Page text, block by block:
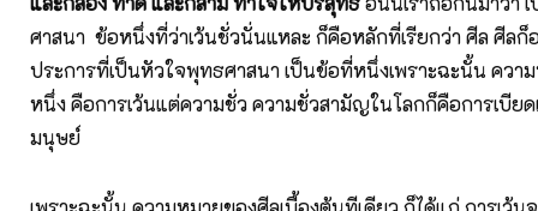
ศาสนา ข้อหนึ่งที่ว่าเว้นชั่วนั่นแหละ ก็คือหลักที่เรียกว่า ศีล ศีลก็
ประการที่เป็นหัวใจพุทธศาสนา เป็นข้อที่หนึ่งเพราะฉะนั้น ควา
หนึ่ง คือการเว้นแต่ความชั่ว ความชั่วสามัญในโลกก็คือการเบีย
มนุษย์